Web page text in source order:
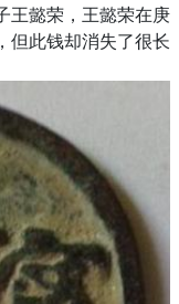
王懿荣，王懿荣在庚
但此钱却消失了很长